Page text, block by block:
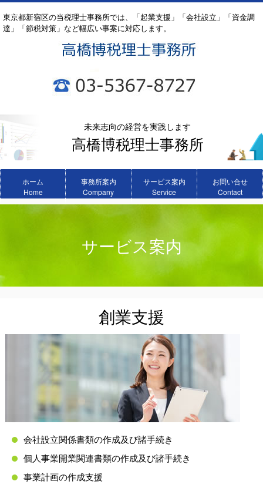
東京都新宿区の当税理士事務所では、「起業支援」「会社設立」「資金調
達」「節税対策」など幅広い事案に対応します。
未来志向の経営を実践します
高橋博税理士事務所
ホーム
Home
事務所案内
Company
サービス案内
Service
お問い合せ
Contact
サービス案内
創業支援
会社設立関係書類の作成及び諸手続き
個人事業開業関連書類の作成及び諸手続き
事業計画の作成支援